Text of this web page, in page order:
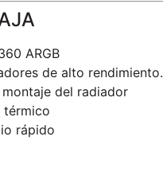
ARGB
de alto rendimiento.
montaje del radiador
térmico
rápido